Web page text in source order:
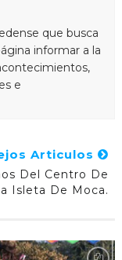
que busca
informar a la
e
Articulos
Del Centro De
Isleta De Moca.